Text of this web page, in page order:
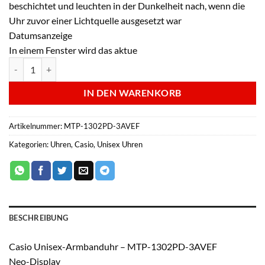
beschichtet und leuchten in der Dunkelheit nach, wenn die
Uhr zuvor einer Lichtquelle ausgesetzt war
Datumsanzeige
In einem Fenster wird das aktue
IN DEN WARENKORB
Artikelnummer: MTP-1302PD-3AVEF
Kategorien: Uhren,Casio, Unisex Uhren
BESCHREIBUNG
Casio Unisex-Armbanduhr – MTP-1302PD-3AVEF
Neo-Display